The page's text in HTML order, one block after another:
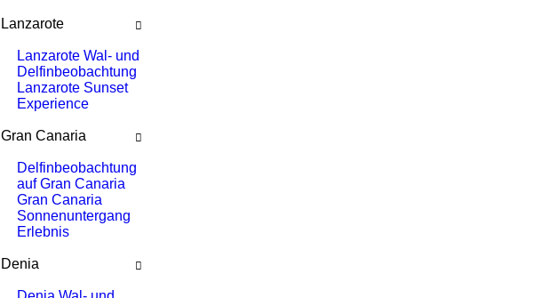
Lanzarote
Lanzarote Wal- und
Delfinbeobachtung
Lanzarote Sunset
Experience
Gran Canaria
Delfinbeobachtung
auf Gran Canaria
Gran Canaria
Sonnenuntergang
Erlebnis
Denia